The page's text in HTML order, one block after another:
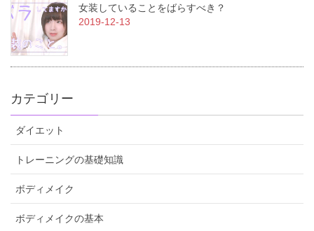
女装していることをばらすべき？
2019-12-13
カテゴリー
ダイエット
トレーニングの基礎知識
ボディメイク
ボディメイクの基本